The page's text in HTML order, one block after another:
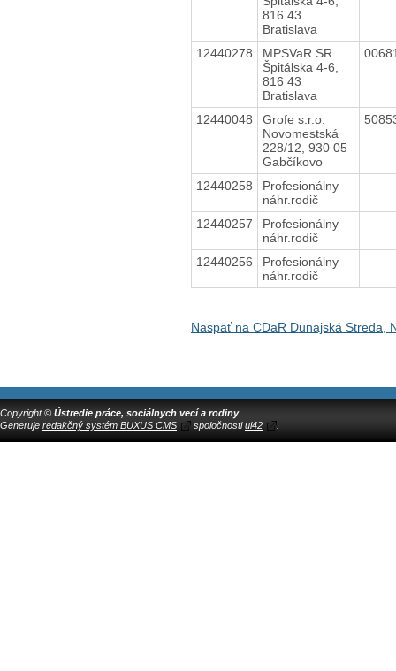
816 43
Bratislava
12440278
MPSVaR SR
Špitálska 4-6,
816 43
Bratislava
12440048
Grofe s.r.o.
Novomestská
228/12, 930 05
Gabčíkovo
12440258
Profesionálny
náhr.rodič
12440257
Profesionálny
náhr.rodič
12440256
Profesionálny
náhr.rodič
Naspäť na CDaR Dunajská Streda,
Copyright © Ústredie práce, sociálnych vecí a rodiny
Generuje redakčný systém BUXUS CMS spoločnostiui42